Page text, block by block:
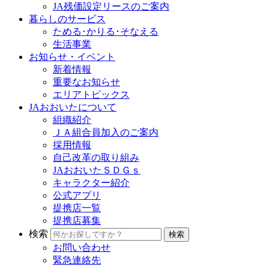
JA残価設定リースのご案内
暮らしのサービス
ためる･かりる･そなえる
生活事業
お知らせ・イベント
新着情報
重要なお知らせ
エリアトピックス
JAおおいたについて
組織紹介
ＪＡ組合員加入のご案内
採用情報
自己改革の取り組み
JAおおいたＳＤＧｓ
キャラクター紹介
公式アプリ
提携店一覧
提携店募集
検索
お問い合わせ
緊急連絡先